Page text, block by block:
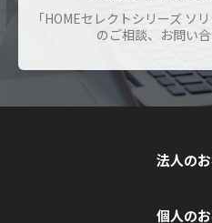
「HOMEセレクトシリーズ ソ
のご相談、お問い合
法人の
個人の